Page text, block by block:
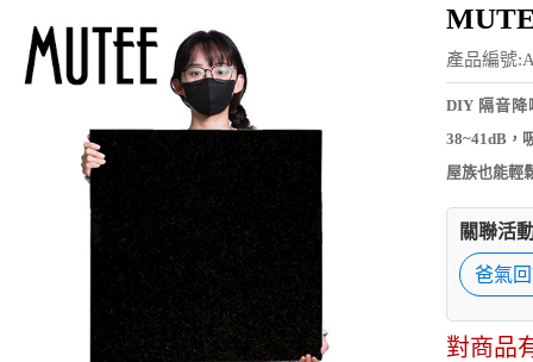
產品編號
DIY 隔音降
38~41dB，
屋族也能輕
關聯活
爸氣
對商品